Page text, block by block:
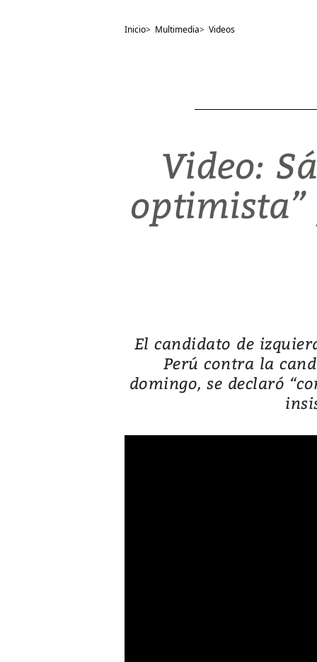
Inicio> Multimedia> Videos
Video:
El candidato de
Perú contra la
domingo, se declaró